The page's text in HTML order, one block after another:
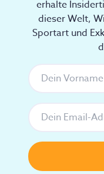
erhalte
dieser Welt,
Sportart und